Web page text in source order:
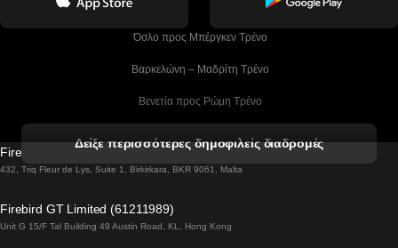
Όσλο προς Μπέργκεν Tρένο
Βαρκελώνη – Μαδρίτη Tρένο
Βενετία προς Ρώμη Τρένο
Βιέννη προς Σάλτσμπουργκ Τρένα
Βουδαπέστη προς Πράγα Tρένο
Δείξε περισσότερες δημοφιλείς διαδρομές
Firebird GT Limited (OC 1451)
432, Triq Fleur de Lys, Suite 1, Birkirkara, BKR 9061, Malta
Firebird GT Limited (61211989)
Unit G 15/F Tal Building 49 Austin Road, KL, Hong Kong